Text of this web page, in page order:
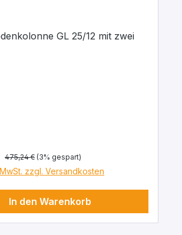
GL 25/12 mit zwei
Regulärer Preis:
475,24 € (3% gespart)
zzgl. Versandkosten
In den Warenkorb